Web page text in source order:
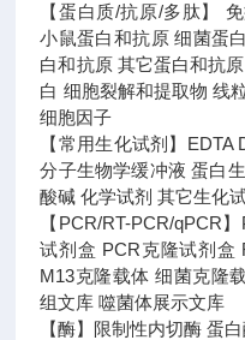
【蛋白质/抗原/多肽】
小鼠蛋白和抗原 细菌蛋
白和抗原 其它蛋白和抗
白 细胞裂解和提取物 线
细胞因子
【常用生化试剂】
分子生物学缓冲液 蛋白
酸碱 化学试剂 其它生化
【PCR/RT-PCR/qPCR
试剂盒 PCR克隆试剂盒
M13克隆载体 细菌克隆
组文库 噬菌体展示文库
【酶】限制性内切酶 蛋